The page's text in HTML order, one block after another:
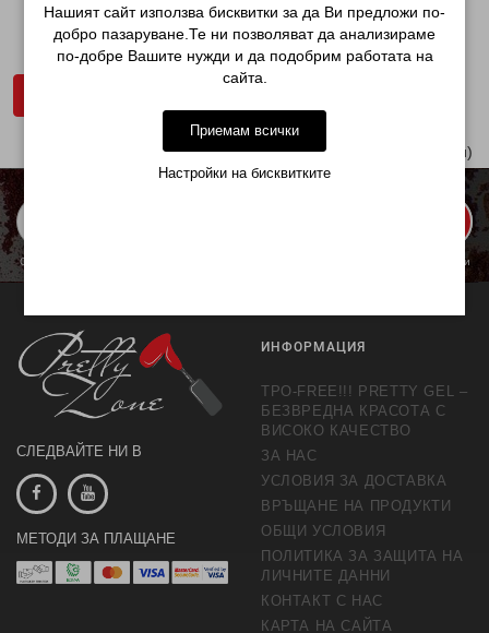
€ 1.53 (2.99лв.)
Показани 1 от 1 | 1 (1 Страници)
С изпращането се съгласявате с обработката на личните данни с цел предлагане и
СЛЕДВАЙТЕ НИ В
МЕТОДИ ЗА ПЛАЩАНЕ
ИНФОРМАЦИЯ
TPO-FREE!!! PRETTY GEL –
БЕЗВРЕДНА КРАСОТА С
ВИСОКО КАЧЕСТВО
ЗА НАС
УСЛОВИЯ ЗА ДОСТАВКА
ВРЪЩАНЕ НА ПРОДУКТИ
ОБЩИ УСЛОВИЯ
ПОЛИТИКА ЗА ЗАЩИТА НА
ЛИЧНИТЕ ДАННИ
КОНТАКТ С НАС
КАРТА НА САЙТА
Нашият сайт използва бисквитки за да Ви предложи по-
добро пазаруване.Те ни позволяват да анализираме
по-добре Вашите нужди и да подобрим работата на
сайта.
Приемам всички
Настройки на бисквитките